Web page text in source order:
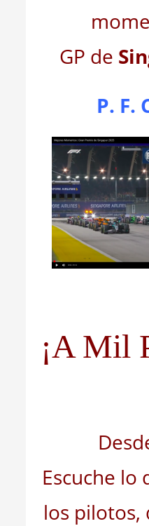
GP de
P. F.
¡A Mil
Escuche lo
los pilotos,